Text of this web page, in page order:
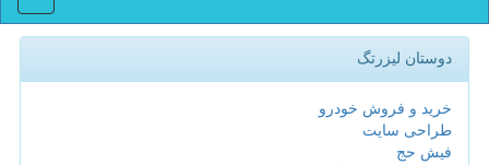
دوستان لیزرتگ
خرید و فروش خودرو
طراحی سایت
فیش حج